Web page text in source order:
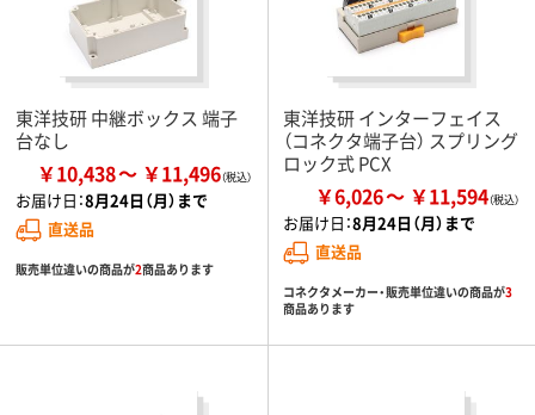
東洋技研 中継ボックス 端子
台なし
￥10,438 ￥11,496
お届け日：8月24日（月）まで
直送品
販売単位違いの商品が2商品あります
東洋技研 インターフェイス
（コネクタ端子台） スプリング
ロック式 PCX
￥6,026 ￥11,594
お届け日：8月24日（月）まで
直送品
コネクタメーカー・販売単位違いの商品が3
商品あります